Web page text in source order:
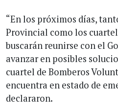
“En los próximos días,
Provincial como los
buscarán reunirse con el
avanzar en posibles
cuartel de Bomberos
encuentra en estado de
declararon.